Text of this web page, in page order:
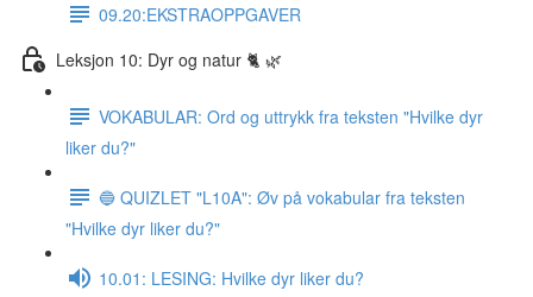
09.20:EKSTRAOPPGAVER
Leksjon 10: Dyr og natur 🐈 🌿
VOKABULAR: Ord og uttrykk fra teksten "Hvilke dyr
liker du?"
🔵 QUIZLET "L10A": Øv på vokabular fra teksten
"Hvilke dyr liker du?"
10.01: LESING: Hvilke dyr liker du?